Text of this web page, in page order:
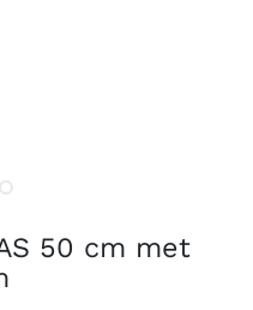
50 cm met